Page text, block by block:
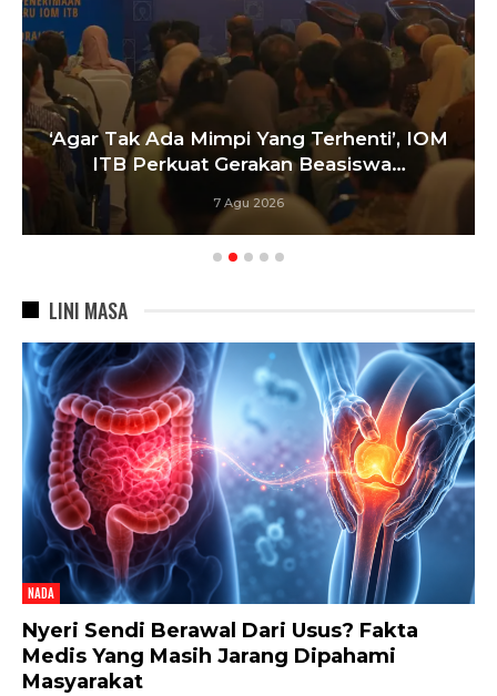
‘Agar Tak Ada Mimpi Yang Terhenti’, IOM
ITB Perkuat Gerakan Beasiswa…
7 Agu 2026
LINI MASA
NADA
Nyeri Sendi Berawal Dari Usus? Fakta
Medis Yang Masih Jarang Dipahami
Masyarakat